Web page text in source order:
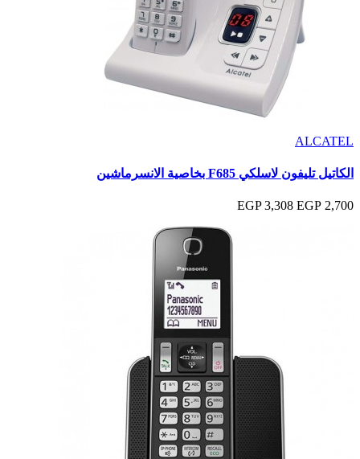
ALCATEL
الكاتيل تليفون لاسلكي F685 بخاصية الانسرماشين
2,700 EGP
3,308 EGP